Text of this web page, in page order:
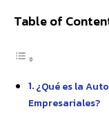
Table of
¿Qué es la
Empresariales?